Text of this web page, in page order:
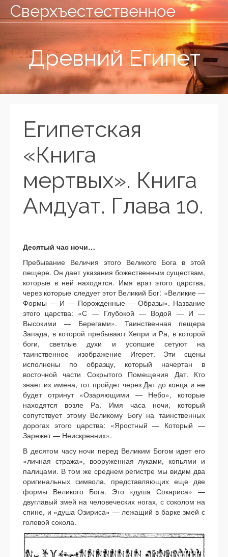
Сверхъестественное
Древний Египет
Египетская
«Книга
мертвых». Книга
Амдуат. Глава 10.
Десятый час ночи…
Пребывание Величия этого Великого Бога в этой
пещере. Он дает указания божественным существам,
которые в ней находятся. Имя врат этого царства,
через которые следует этот Великий Бог: «Великие —
Формы — И — Порожденные — Образы». Название
этого царства: «С — Глубокой — Водой — И —
Высокими — Берегами». Таинственная пещера
Запада, в которой пребывают Хепри и Ра, в которой
боги, светлые духи и усопшие сетуют на
таинственное изображение Игерет. Эти сцены
исполнены по образцу, который начертан в
восточной части Сокрытого Помещения Дат. Кто
знает их имена, тот пройдет через Дат до конца и не
будет отринут «Озаряющими — Небо», которые
находятся возле Ра. Имя часа ночи, который
сопутствует этому Великому Богу на таинственных
дорогах этого царства: «Яростный — Который —
Зарежет — Неискренних».
В десятом часу ночи перед Великим Богом идет его
«личная стража», вооруженная луками, копьями и
палицами. В том же среднем регистре мы видим два
оригинальных символа, представляющих еще две
формы Великого Бога. Это «душа Сокариса» —
двуглавый змей на человеческих ногах, с соколом на
спине, и «душа Озириса» — лежащий в барке змей с
головой сокола.